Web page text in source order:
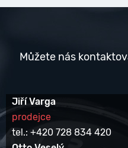
Můžete nás
Jiří Varga
prodejce
tel.: +420 728 834 420